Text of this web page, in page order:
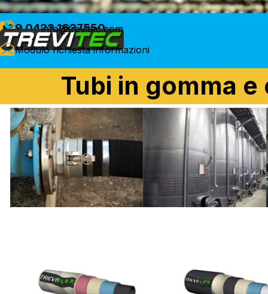
+39 0422 1627550
info@trevitec.com
Modulo richiesta informazioni
Tubi in gomma